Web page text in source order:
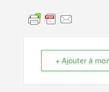
+ Ajouter à